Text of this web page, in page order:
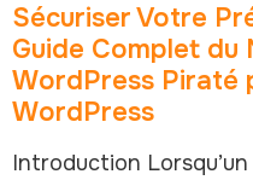
Sécuriser Votre
Guide Complet
WordPress Piraté
WordPress
Introduction